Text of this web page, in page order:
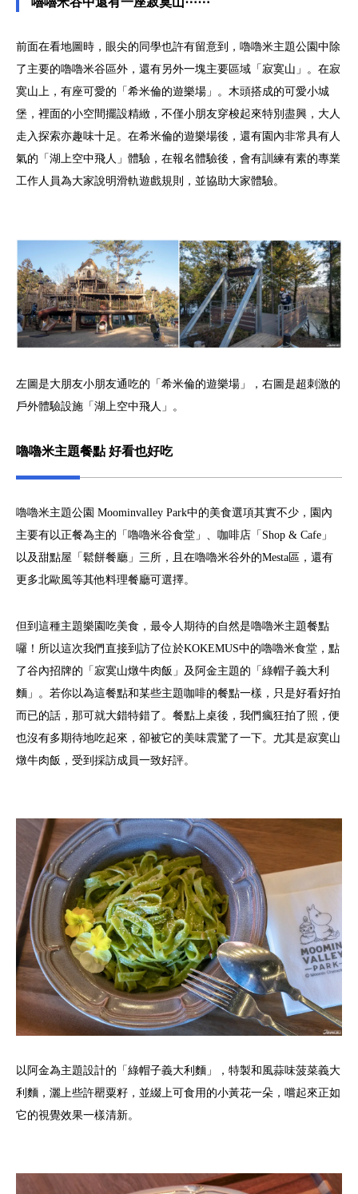
前面在看地圖時，眼尖的同學也許有留意到，嚕嚕米主題公園中除
了主要的嚕嚕米谷區外，還有另外一塊主要區域「寂寞山」。在寂
寞山上，有座可愛的「希米倫的遊樂場」。木頭搭成的可愛小城
堡，裡面的小空間擺設精緻，不僅小朋友穿梭起來特別盡興，大人
走入探索亦趣味十足。在希米倫的遊樂場後，還有園內非常具有人
氣的「湖上空中飛人」體驗，在報名體驗後，會有訓練有素的專業
工作人員為大家說明滑軌遊戲規則，並協助大家體驗。
左圖是大朋友小朋友通吃的「希米倫的遊樂場」，右圖是超刺激的
戶外體驗設施「湖上空中飛人」。
嚕嚕米主題餐點 好看也好吃
嚕嚕米主題公園 Moominvalley Park中的美食選項其實不少，園內
主要有以正餐為主的「嚕嚕米谷食堂」、咖啡店「Shop & Cafe」
以及甜點屋「鬆餅餐廳」三所，且在嚕嚕米谷外的Mesta區，還有
更多北歐風等其他料理餐廳可選擇。
但到這種主題樂園吃美食，最令人期待的自然是嚕嚕米主題餐點
囉！所以這次我們直接到訪了位於KOKEMUS中的嚕嚕米食堂，點
了谷內招牌的「寂寞山燉牛肉飯」及阿金主題的「綠帽子義大利
麵」。若你以為這餐點和某些主題咖啡的餐點一樣，只是好看好拍
而已的話，那可就大錯特錯了。餐點上桌後，我們瘋狂拍了照，便
也沒有多期待地吃起來，卻被它的美味震驚了一下。尤其是寂寞山
燉牛肉飯，受到採訪成員一致好評。
以阿金為主題設計的「綠帽子義大利麵」，特製和風蒜味菠菜義大
利麵，灑上些許罌粟籽，並綴上可食用的小黃花一朵，嚐起來正如
它的視覺效果一樣清新。